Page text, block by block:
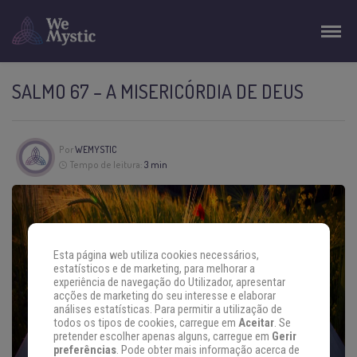
SALMO 67 – A MISERICÓRDIA DE DEUS
PorWEMYSTIC
Tempo de leitura: 3 min
Esta página web utiliza cookies necessários,
estatísticos e de marketing, para melhorar a
experiência de navegação do Utilizador, apresentar
acções de marketing do seu interesse e elaborar
análises estatísticas. Para permitir a utilização de
todos os tipos de cookies, carregue em Aceitar. Se
pretender escolher apenas alguns, carregue em Gerir
preferências. Pode obter mais informação acerca de